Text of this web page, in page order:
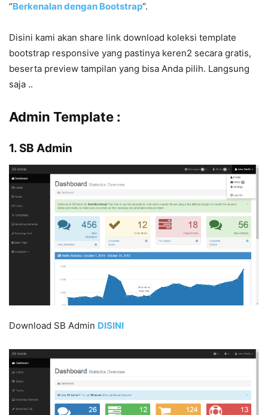
“Berkenalan dengan Bootstrap“.
Disini kami akan share link download koleksi template
bootstrap responsive yang pastinya keren2 secara gratis,
beserta preview tampilan yang bisa Anda pilih. Langsung
saja ..
Admin Template :
1. SB Admin
Download SB Admin DISINI